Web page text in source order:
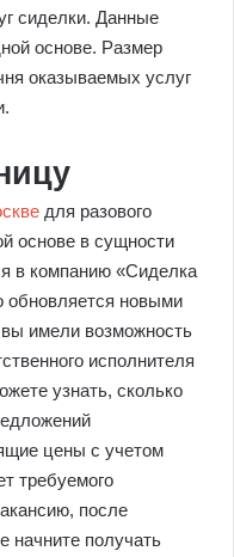
сиделки. Данные
основе. Размер
оказываемых услуг
для разового
основе в сущности
в компанию «Сиделка
обновляется новыми
имели возможность
исполнителя
узнать, сколько
цены с учетом
требуемого
после
начните получать